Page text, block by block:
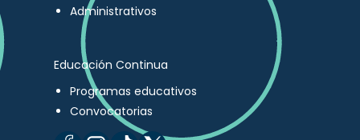
Administrativos
Educación Continua
Programas educativos
Convocatorias